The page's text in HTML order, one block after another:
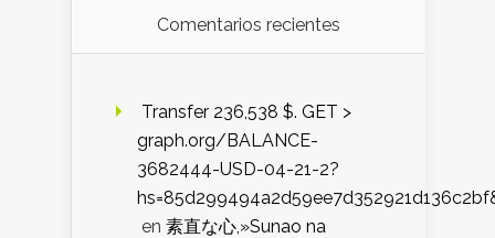
Comentarios recientes
️ Transfer 236,538 $. GET >
graph.org/BALANCE-
3682444-USD-04-21-2?
en 素直な心,»Sunao na